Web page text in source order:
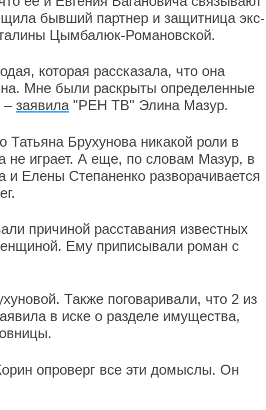
бывший партнер и защитница экс-
Цымбалюк-Романовской.
которая рассказала, что она
Мне были раскрыты определенные
– заявила"РЕН ТВ" Элина Мазур.
Татьяна Брухунова никакой роли в
не играет. А еще, по словам Мазур, в
и Елены Степаненко разворачивается
причиной расставания известных
Ему приписывали роман с
Также поговаривали, что 2 из
в иске о разделе имущества,
опроверг все эти домыслы. Он